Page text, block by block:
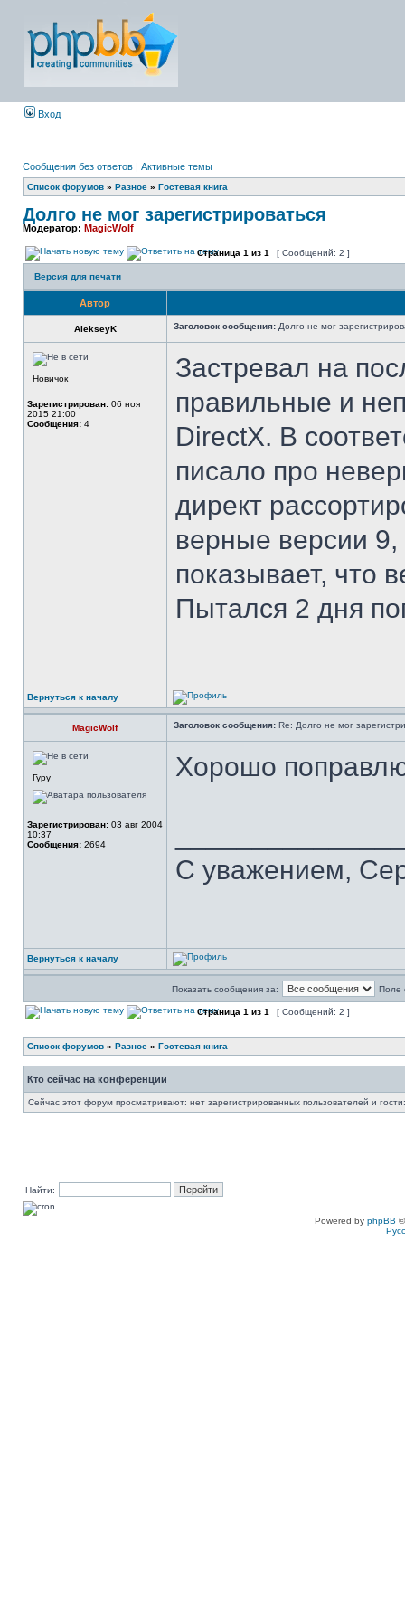
Вход
Сообщения без ответов | Активные темы
Список форумов » Разное » Гостевая книга
Долго не мог зарегистрироваться
Модератор: MagicWolf
Страница 1 из 1 [ Сообщений: 2 ]
Версия для печати
Автор
AlekseyK Заголовок сообщения: Долго не мог
Новичок
Зарегистрирован: 06 ноя
2015 21:00
Сообщения: 4
Застревал на
правильные и
DirectX. В
писало про
директ
верные версии 9,
показывает, что
Пытался 2 дня
Вернуться к началу
MagicWolf Заголовок сообщения: Re: Долго не мог
Гуру
Зарегистрирован: 03 авг 2004
10:37
Сообщения: 2694
Хорошо
С уважением,
Вернуться к началу
Показать сообщения за: Поле
Страница 1 из 1 [ Сообщений: 2 ]
Список форумов » Разное » Гостевая книга
Кто сейчас на конференции
Сейчас этот форум просматривают: нет зарегистрированных пользователей и
Найти:
Powered by phpBB